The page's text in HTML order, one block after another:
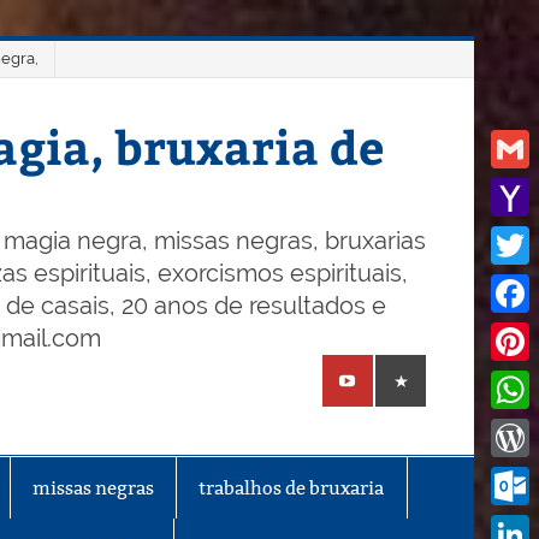
bruxaria de
negra, missas negras, bruxarias
espirituais, exorcismos espirituais,
casais, 20 anos de resultados e
missas negras trabalhos de bruxaria
Gmail
Mail